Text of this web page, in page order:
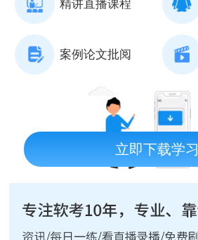
精讲直播课程
案例论文批阅
立即下载学习